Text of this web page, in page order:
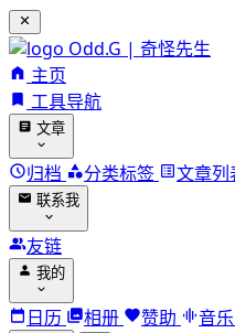
Odd.G | 奇怪先生
主页
工具导航
文章
归档 分类标签 文章列
联系我
友链
我的
日历 相册 赞助 音乐